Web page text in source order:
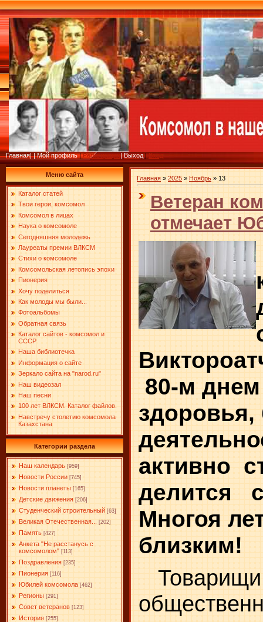
Главная||Мой профиль|Регистрация|Выход|Вход
Меню сайта
Каталог статей
Твои герои, комсомол
Комсомол в лицах
Наука о комсомоле
Сегодняшняя молодежь
Лауреаты премии ВЛКСМ
Стихи о комсомоле
Комсомольская летопись эпохи
Пионерия
Хочу поделиться
Как молоды мы были...
Фотоальбомы
Обратная связь
Каталог сайтов - комсомол и
СССР
Наша библиотечка
Информация о сайте
Зеркало сайта на "narоd.ru"
Наш видеозал
Наш песни
100 лет ВЛКСМ. Каталог файлов.
Навстречу столетию комсомола
Казахстана
Категории раздела
Наш календарь [959]
Новости России [745]
Новости планеты [165]
Детские движения [206]
Студенческий строительный [63]
Великая Отечественная... [202]
Память [427]
Анкета "Не расстанусь с
комсомолом" [113]
Поздравления [235]
Пионерия [116]
Юбилей комсомола [462]
Регионы [291]
Совет ветеранов [123]
История [255]
Главная » 2025 » Ноябрь » 13
Ветеран
отмечает
80-м
здоровья,
активно
делится
Многоя
близким!
Товарищи